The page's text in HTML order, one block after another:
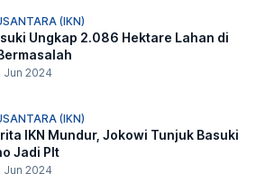
(IKN)
Ungkap 2.086 Hektare Lahan di
Jun 2024
(IKN)
IKN Mundur, Jokowi Tunjuk Basuki
Jadi Plt
Jun 2024